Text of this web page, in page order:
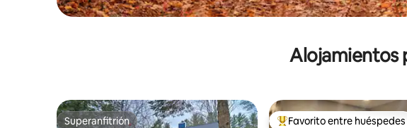
Alojamientos
Superanfitrión Favorito entre huéspedes